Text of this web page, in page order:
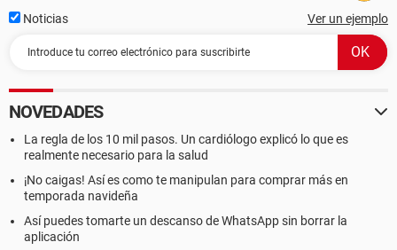
Noticias Ver un ejemplo
NOVEDADES
La regla de los 10 mil pasos. Un cardiólogo explicó lo que es
realmente necesario para la salud
¡No caigas! Así es como te manipulan para comprar más en
temporada navideña
Así puedes tomarte un descanso de WhatsApp sin borrar la
aplicación